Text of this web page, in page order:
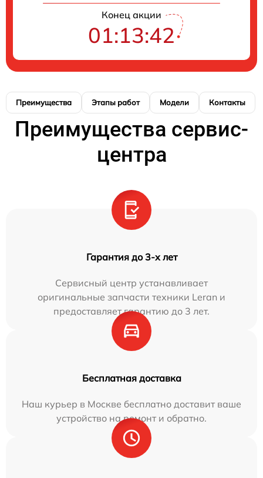
Конец акции
01:13:41
Преимущества Этапы работ Модели Контакты
Преимущества сервис-
центра
Гарантия до 3-х лет
Сервисный центр устанавливает
оригинальные запчасти техники Leran и
предоставляет гарантию до 3 лет.
Бесплатная доставка
Наш курьер в Москве бесплатно доставит ваше
устройство на ремонт и обратно.